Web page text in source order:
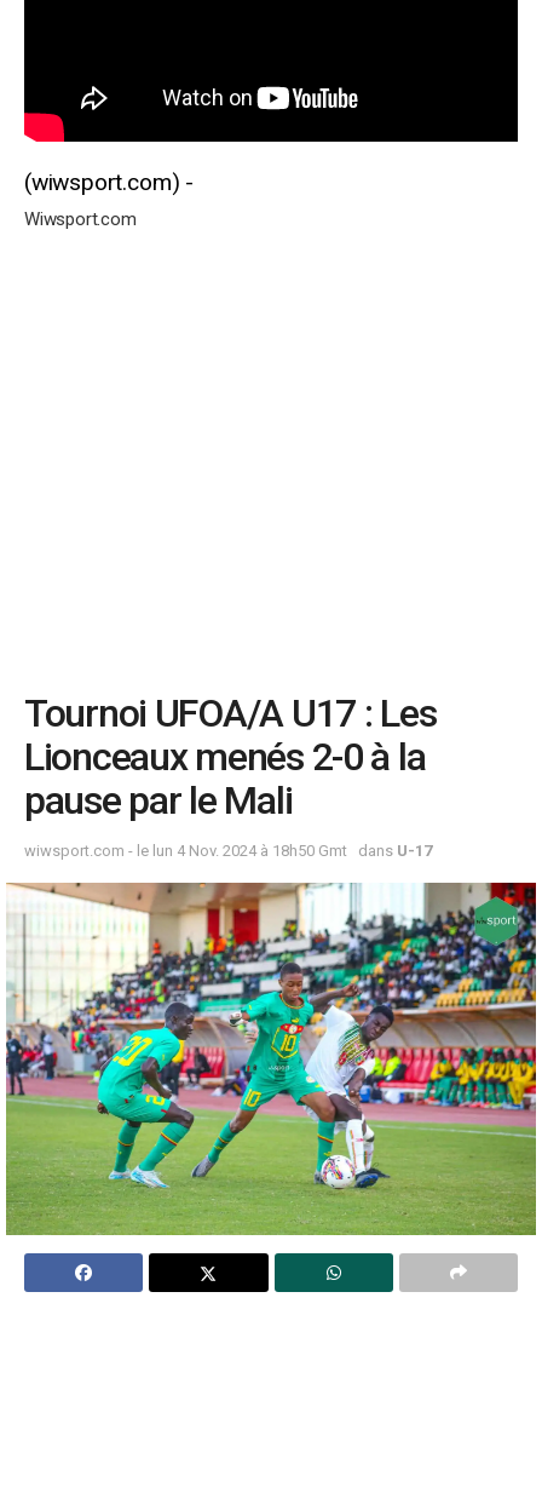
Wiwsport.com
Tournoi UFOA/A U17 : Les
Lionceaux menés 2-0 à la
pause par le Mali
wiwsport.com - le lun 4 Nov. 2024 à 18h50 Gmt dans U-17